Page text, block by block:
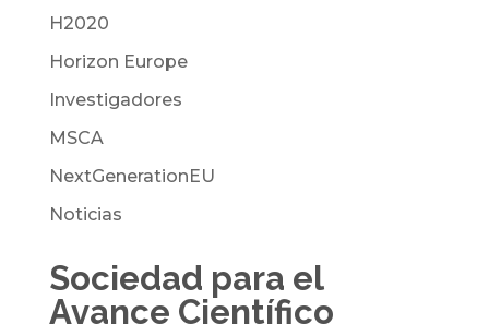
H2020
Horizon Europe
Investigadores
MSCA
NextGenerationEU
Noticias
Sociedad para el
Avance Científico